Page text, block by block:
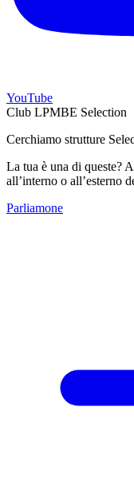
YouTube
Club LPMBE Selection
Cerchiamo strutture
La tua è una di queste?
all’interno o all’esterno
Parliamone